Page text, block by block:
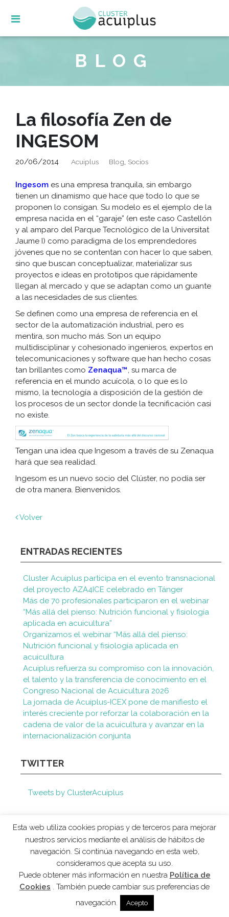
BLOG
La filosofía Zen de
INGESOM
20/06/2014 Acuiplus Blog, Socios
Ingesom es una empresa tranquila, sin embargo
tienen un dinamismo que hace que todo lo que se
proponen lo consigan. Su modelo es el ejemplo de la
empresa nacida en el “garaje” (en este caso Castellón
y al amparo del Parque Tecnológico de la Universitat
Jaume I) como paradigma de los emprendedores
jóvenes que no se contentan con hacer lo que saben,
sino que buscan conceptualizar, materializar sus
proyectos e ideas en prototipos que rápidamente
llegan al mercado y que se adaptan como un guante
a las necesidades de sus clientes.
Se definen como una empresa de referencia en el
sector de la automatización industrial, pero es
mentira, son mucho más. Son un equipo
multidisciplinar y cohesionado ingenieros, expertos en
telecomunicaciones y software que han hecho cosas
tan brillantes como Zenaqua™ , su marca de
referencia en el mundo acuícola, o lo que es lo
mismo, la tecnología a disposición de la gestión de
los procesos de un sector donde la tecnificación casi
no existe.
Tengan una idea que Ingesom a través de su Zenaqua
hará que sea realidad.
Ingesom es un nuevo socio del Clúster, no podía ser
de otra manera. Bienvenidos.
Volver
ENTRADAS RECIENTES
Cluster Acuiplus participa en el evento transnacional
del proyecto AZA4ICE celebrado en Tánger
Más de 70 profesionales participaron en el webinar
“Más allá del pienso: Nutrición funcional y fisiología
aplicada en acuicultura”
Organizamos el webinar “Más allá del pienso:
Nutrición funcional y fisiología aplicada en
acuicultura
Acuiplus refuerza su compromiso con la innovación,
el talento y la transferencia de conocimiento en el
Congreso Nacional de Acuicultura 2026
La jornada de Acuiplus-ICEX pone de manifiesto el
interés creciente por reforzar la colaboración en la
cadena de valor de la acuicultura y avanzar en la
internacionalización conjunta
TWITTER
Tweets by ClusterAcuiplus
AVISO LEGAL POLÍTICA DE COOKIES
Esta web utiliza cookies propias y de terceros para mejorar
nuestros servicios mediante el análisis de hábitos de
navegación. Si continúa navegando en esta web,
consideramos que acepta su uso.
Puede obtener más información en nuestra Política de
Cookies . También puede cambiar sus preferencias de
navegación.
Acepto